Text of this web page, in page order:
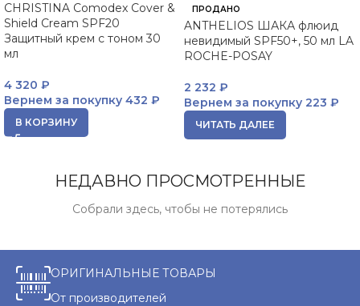
CHRISTINA Comodex Cover &
Shield Cream SPF20
Защитный крем с тоном 30
мл
4 320 ₽
Вернем за покупку 432 ₽
В КОРЗИНУ
ПРОДАНО
ANTHELIOS ШАКА флюид
невидимый SPF50+, 50 мл LA
ROCHE-POSAY
2 232 ₽
Вернем за покупку 223 ₽
ЧИТАТЬ ДАЛЕЕ
НЕДАВНО ПРОСМОТРЕННЫЕ
Собрали здесь, чтобы не потерялись
ОРИГИНАЛЬНЫЕ ТОВАРЫ
От производителей